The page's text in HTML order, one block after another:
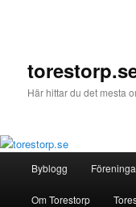
Här hittar du det mesta
Byblogg
Om Torestorp